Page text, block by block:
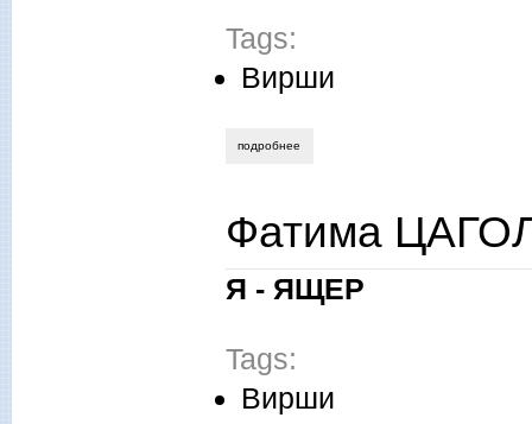
Tags:
Вирши
подробнее
Фатима
Я - ЯЩЕР
Tags:
Вирши